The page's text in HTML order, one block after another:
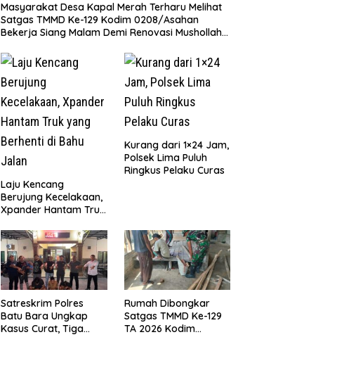
Masyarakat Desa Kapal Merah Terharu Melihat
Satgas TMMD Ke-129 Kodim 0208/Asahan
Bekerja Siang Malam Demi Renovasi Mushollah
Laju Kencang
Berujung Kecelakaan,
Xpander Hantam Truk
Jalan
Kurang dari 1×24 Jam,
Polsek Lima Puluh
Ringkus Pelaku Curas
Satreskrim Polres
Batu Bara Ungkap
Kasus Curat, Tiga
Rumah Dibongkar
Satgas TMMD Ke-129
TA 2026 Kodim